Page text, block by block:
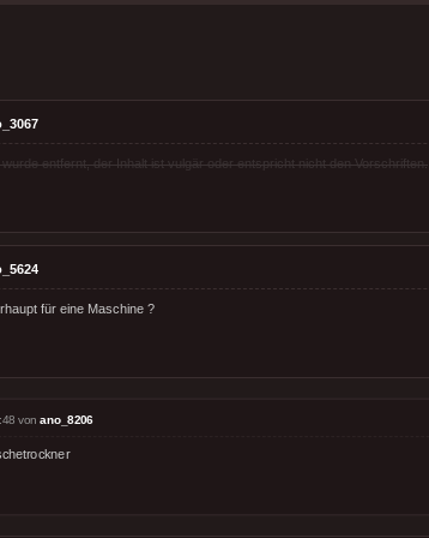
entfernt, der Inhalt ist vulgär oder entspricht nicht den Vorschriften.
für eine Maschine ?
vonano_8206